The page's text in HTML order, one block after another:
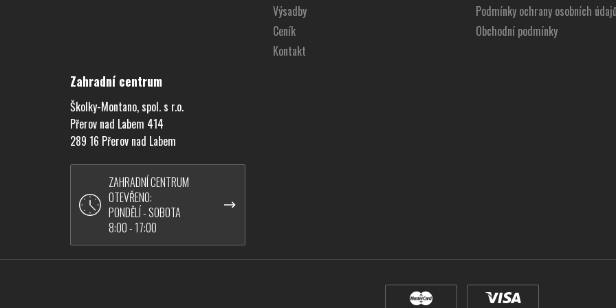
Výsadby
Ceník
Kontakt
Podmínky ochrany osobních
Obchodní podmínky
Zahradní centrum
Školky-Montano, spol. s r.o.
Přerov nad Labem 414
289 16 Přerov nad Labem
ZAHRADNÍ CENTRUM
OTEVŘENO:
PONDĚLÍ - SOBOTA
8:00 - 17:00